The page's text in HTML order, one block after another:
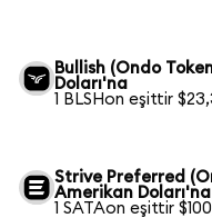
Bullish (Ondo
Doları'na
1 BLSHon eşittir
Strive Preferred
Amerikan Doları'na
1 SATAon eşittir